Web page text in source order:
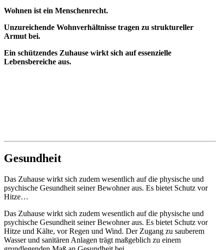
Wohnen ist ein Menschenrecht.
Unzureichende Wohnverhältnisse tragen zu struktureller
Armut bei.
Ein schützendes Zuhause wirkt sich auf essenzielle
Lebensbereiche aus.
Gesundheit
Das Zuhause wirkt sich zudem wesentlich auf die physische und
psychische Gesundheit seiner Bewohner aus. Es bietet Schutz vor
Hitze…
Das Zuhause wirkt sich zudem wesentlich auf die physische und
psychische Gesundheit seiner Bewohner aus. Es bietet Schutz vor
Hitze und Kälte, vor Regen und Wind. Der Zugang zu sauberem
Wasser und sanitären Anlagen trägt maßgeblich zu einem